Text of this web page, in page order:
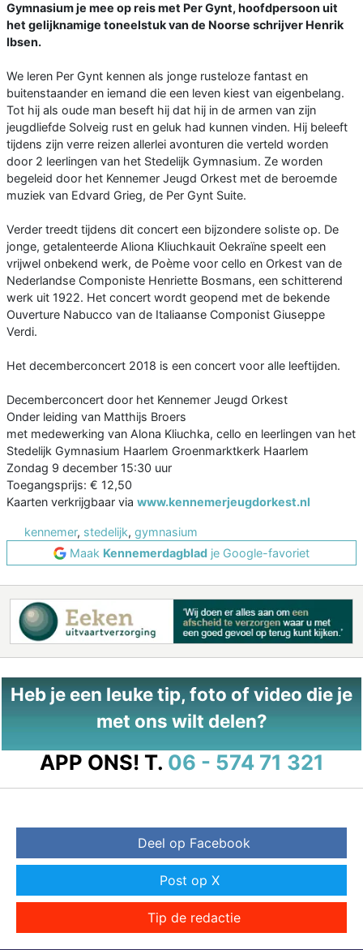
Gymnasium je mee op reis met Per Gynt, hoofdpersoon uit
het gelijknamige toneelstuk van de Noorse schrijver Henrik
Ibsen.
We leren Per Gynt kennen als jonge rusteloze fantast en
buitenstaander en iemand die een leven kiest van eigenbelang.
Tot hij als oude man beseft hij dat hij in de armen van zijn
jeugdliefde Solveig rust en geluk had kunnen vinden. Hij beleeft
tijdens zijn verre reizen allerlei avonturen die verteld worden
door 2 leerlingen van het Stedelijk Gymnasium. Ze worden
begeleid door het Kennemer Jeugd Orkest met de beroemde
muziek van Edvard Grieg, de Per Gynt Suite.
Verder treedt tijdens dit concert een bijzondere soliste op. De
jonge, getalenteerde Aliona Kliuchkauit Oekraïne speelt een
vrijwel onbekend werk, de Poème voor cello en Orkest van de
Nederlandse Componiste Henriette Bosmans, een schitterend
werk uit 1922. Het concert wordt geopend met de bekende
Ouverture Nabucco van de Italiaanse Componist Giuseppe
Verdi.
Het decemberconcert 2018 is een concert voor alle leeftijden.
Decemberconcert door het Kennemer Jeugd Orkest
Onder leiding van Matthijs Broers
met medewerking van Alona Kliuchka, cello en leerlingen van het
Stedelijk Gymnasium Haarlem Groenmarktkerk Haarlem
Zondag 9 december 15:30 uur
Toegangsprijs: € 12,50
Kaarten verkrijgbaar via www.kennemerjeugdorkest.nl
kennemer, stedelijk, gymnasium
Maak Kennemerdagblad je Google-favoriet
Heb je een leuke tip, foto of video die je
met ons wilt delen?
APP ONS! T. 06 - 574 71 321
Deel op Facebook
Post op X
Tip de redactie